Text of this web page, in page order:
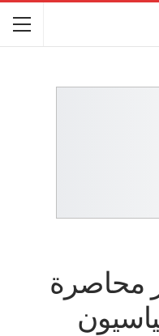
محاصرة